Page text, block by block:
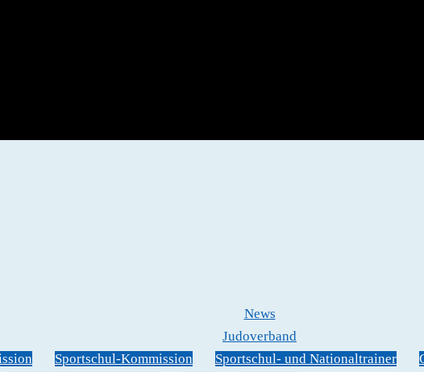
News
Judoverband
Sportschul-Kommission Sportschul- und Nationaltrainer